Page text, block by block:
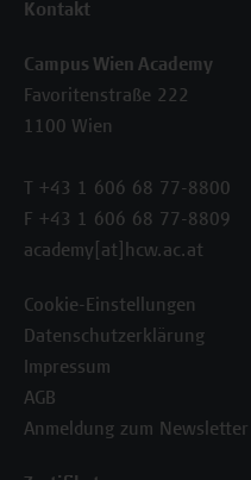
Kontakt
Campus Wien Academy
Favoritenstraße 222
1100 Wien
T +43 1 606 68 77-8800
F +43 1 606 68 77-8809
academy[at]hcw.ac.at
Cookie-Einstellungen
Datenschutzerklärung
Impressum
AGB
Anmeldung zum Newsletter